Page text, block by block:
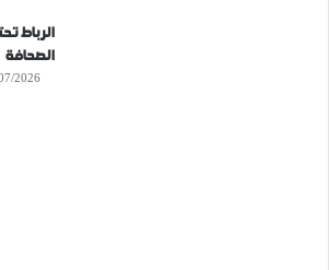
الرباط
الصحافة
2026